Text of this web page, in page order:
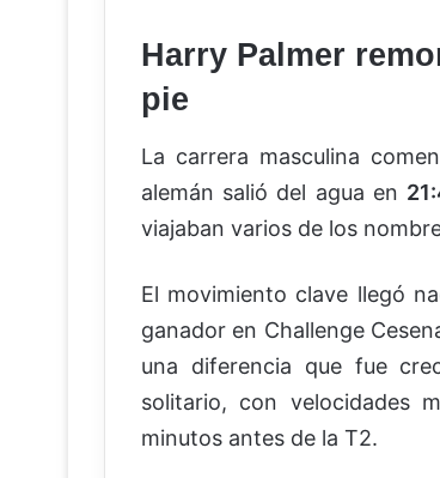
Harry Palmer
pie
La carrera masculina
alemán salió del agua en
viajaban varios de los
El movimiento clave llegó
ganador en Challenge
una diferencia que fue
solitario, con velocidades
minutos antes de la T2.